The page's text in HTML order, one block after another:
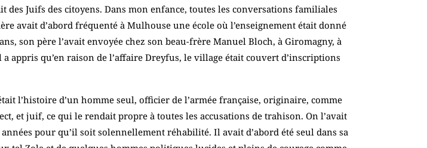
Juifs des citoyens. Dans mon enfance, toutes les conversations familiales
avait d’abord fréquenté à Mulhouse une école où l’enseignement était donné
son père l’avait envoyée chez son beau-frère Manuel Bloch, à Giromagny, à
appris qu’en raison de l’affaire Dreyfus, le village était couvert d’inscriptions
l’histoire d’un homme seul, officier de l’armée française, originaire, comme
et juif, ce qui le rendait propre à toutes les accusations de trahison. On l’avait
pour qu’il soit solennellement réhabilité. Il avait d’abord été seul dans sa